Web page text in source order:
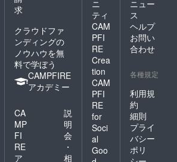
求
クラウドファ
ンディングの
ノウハウを無
料で学ぼう
CAMPFIRE
アカデミー
CA
MP
FI
RE
ア
説
明
会
・
相
ニ
ティ
CAM
PFI
RE
Crea
tion
CAM
PFI
RE
for
Soci
al
Goo
ニュー
ス
ヘルプ
お問い
合わせ
各種規定
利用規
約
細則
プライ
バシー
ポリ